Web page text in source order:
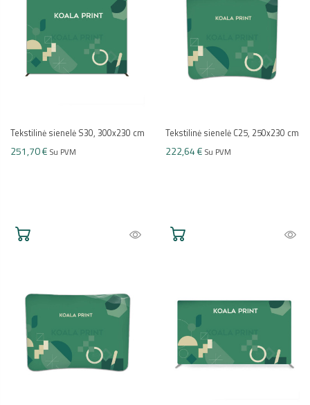
Tekstilinė sienelė S30, 300x230 cm
251,70 € Su PVM
Tekstilinė sienelė C25, 250x230 cm
222,64 € Su PVM